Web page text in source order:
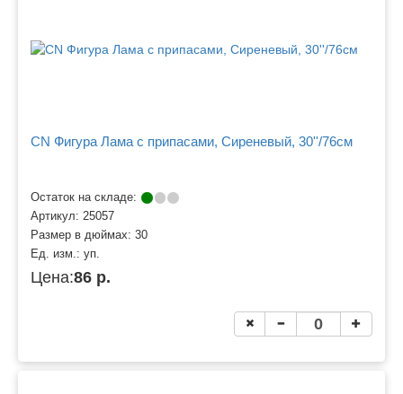
CN Фигура Лама с припасами, Сиреневый, 30''/76см
Остаток на складе:
Артикул: 25057
Размер в дюймах: 30
Ед. изм.: уп.
Цена:86 р.